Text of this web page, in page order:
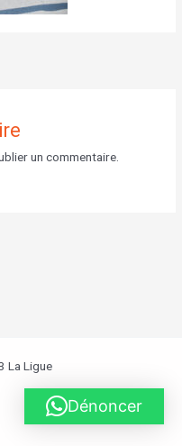
un commentaire.
La Ligue
Dénoncer